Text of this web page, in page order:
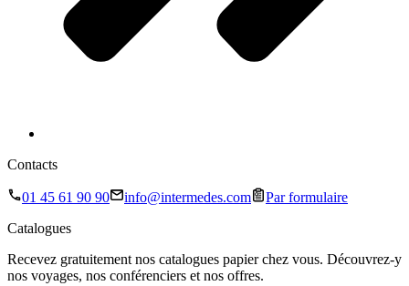
Contacts
01 45 61 90 90 info@intermedes.com
Par formulaire
Catalogues
Recevez gratuitement nos catalogues papier chez vous. Découvrez-y
nos voyages, nos conférenciers et nos offres.